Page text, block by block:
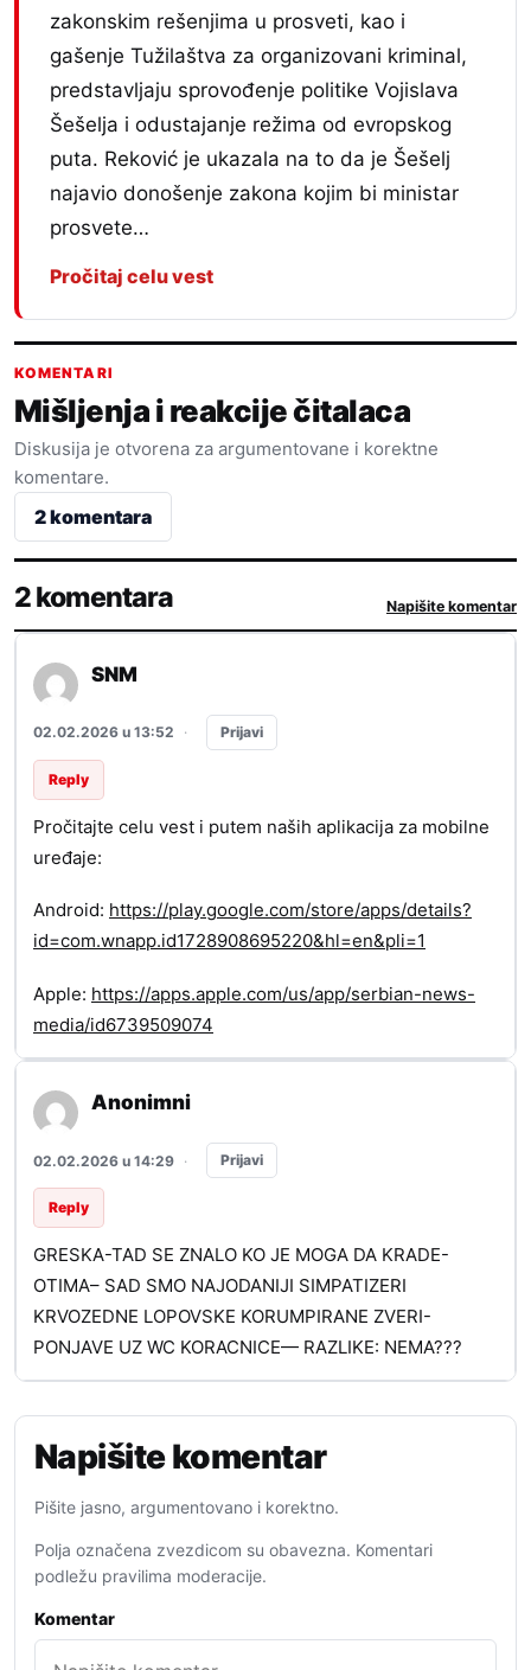
zakonskim rešenjima u prosveti, kao i
gašenje Tužilaštva za organizovani kriminal,
predstavljaju sprovođenje politike Vojislava
Šešelja i odustajanje režima od evropskog
puta. Reković je ukazala na to da je Šešelj
najavio donošenje zakona kojim bi ministar
prosvete…
Pročitaj celu vest
KOMENTARI
Mišljenja i reakcije čitalaca
Diskusija je otvorena za argumentovane i korektne
komentare.
2 komentara
2 komentara Napišite komentar
SNM
02.02.2026 u 13:52 · Prijavi
Reply
Pročitajte celu vest i putem naših aplikacija za mobilne
uređaje:
Android: https://play.google.com/store/apps/details?
id=com.wnapp.id1728908695220&hl=en&pli=1
Apple: https://apps.apple.com/us/app/serbian-news-
media/id6739509074
Anonimni
02.02.2026 u 14:29 · Prijavi
Reply
GRESKA-TAD SE ZNALO KO JE MOGA DA KRADE-
OTIMA– SAD SMO NAJODANIJI SIMPATIZERI
KRVOZEDNE LOPOVSKE KORUMPIRANE ZVERI-
PONJAVE UZ WC KORACNICE— RAZLIKE: NEMA???
Napišite komentar
Pišite jasno, argumentovano i korektno.
Polja označena zvezdicom su obavezna. Komentari
podležu pravilima moderacije.
Komentar